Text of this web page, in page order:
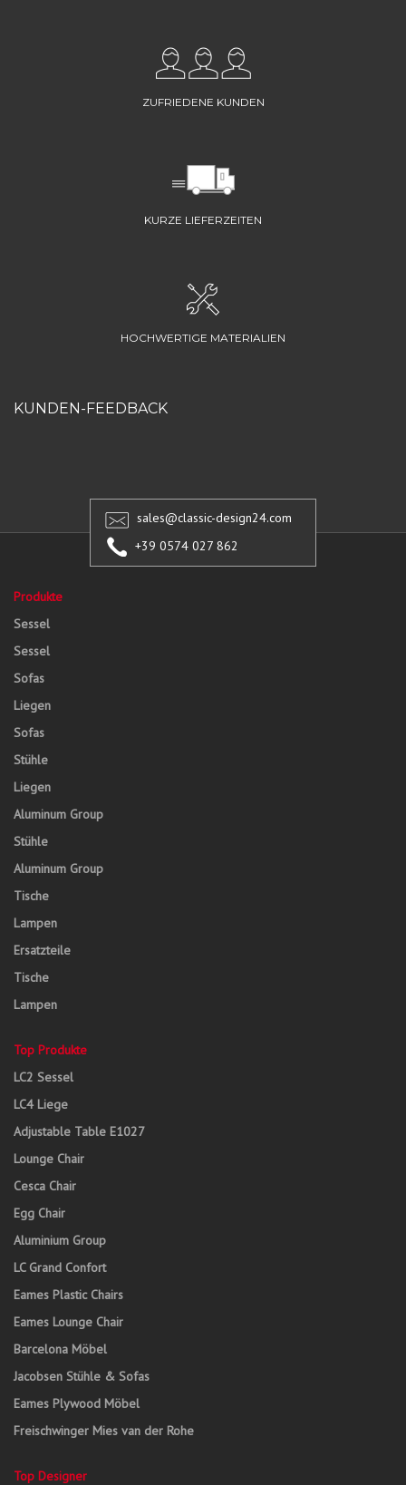
ZUFRIEDENE KUNDEN
KURZE LIEFERZEITEN
HOCHWERTIGE MATERIALIEN
KUNDEN-FEEDBACK
sales@classic-design24.com
+39 0574 027 862
Produkte
Sessel
Sessel
Sofas
Liegen
Sofas
Stühle
Liegen
Aluminum Group
Stühle
Aluminum Group
Tische
Lampen
Ersatzteile
Tische
Lampen
Top Produkte
LC2 Sessel
LC4 Liege
Adjustable Table E1027
Lounge Chair
Cesca Chair
Egg Chair
Aluminium Group
LC Grand Confort
Eames Plastic Chairs
Eames Lounge Chair
Barcelona Möbel
Jacobsen Stühle & Sofas
Eames Plywood Möbel
Freischwinger Mies van der Rohe
Top Designer